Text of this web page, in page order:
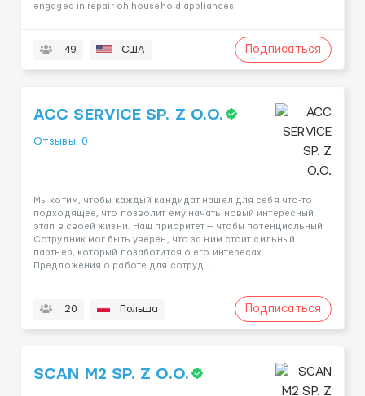
engaged in repair oh household appliances
49 США Подписаться
ACC SERVICE SP. Z O.O.
Отзывы: 0
Мы хотим, чтобы каждый кандидат нашел для себя что-то
подходящее, что позволит ему начать новый интересный
этап в своей жизни. Наш приоритет — чтобы потенциальный
Сотрудник мог быть уверен, что за ним стоит сильный
партнер, который позаботится о его интересах.
Предложения о работе для сотруд...
20 Польша Подписаться
SCAN M2 SP. Z O.O.